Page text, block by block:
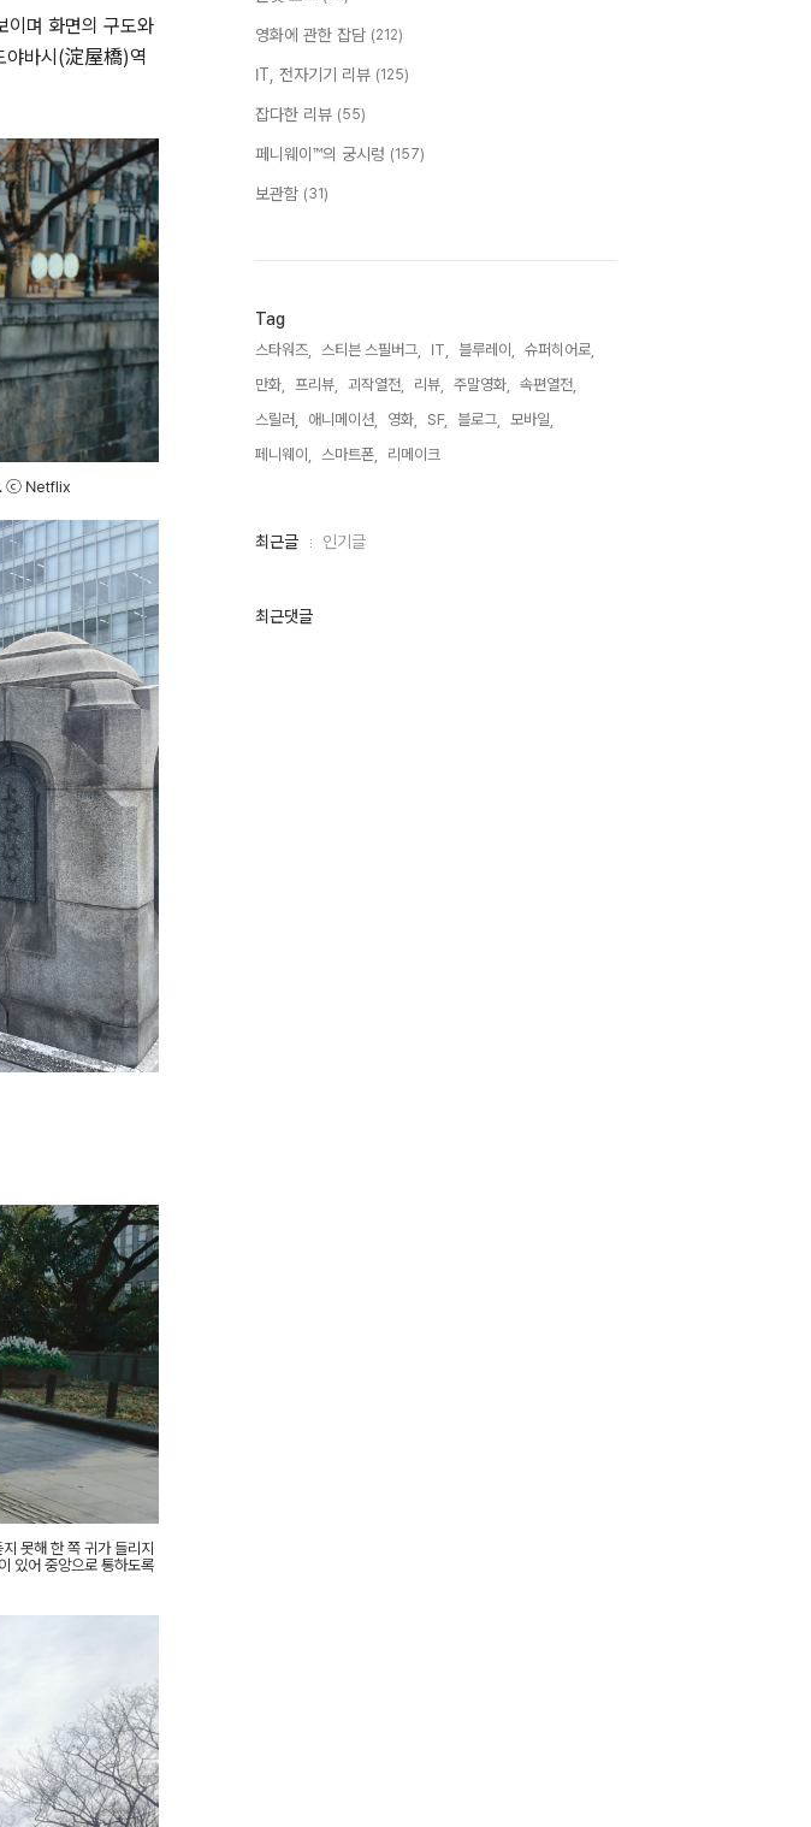
이며 화면의 구도와
바시 (淀屋橋)역
. ⓒ Netflix
못해 한 쪽 귀가 들리지
있어 중앙으로 통하도록
영화에 관한 잡담 (212)
IT, 전자기기 리뷰 (125)
잡다한 리뷰 (55)
페니웨이™의 궁시렁 (157)
보관함 (31)
Tag
스타워즈, 스티븐 스필버그, IT, 블루레이,
슈퍼히어로,
만화,
프리뷰, 괴작열전, 리뷰, 주말영화,
속편열전,
스릴러,
애니메이션, 영화, SF, 블로그,
모바일,
페니웨이,
스마트폰, 리메이크,
최
인
최근글 인기글
최근댓글